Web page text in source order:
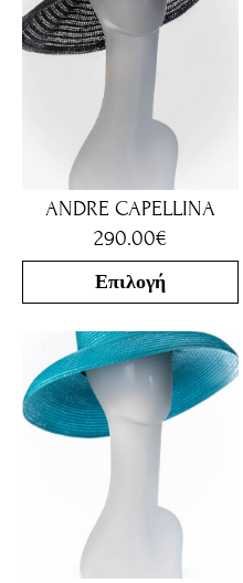
ANDRE CAPELLINA
290.00€
Επιλογή